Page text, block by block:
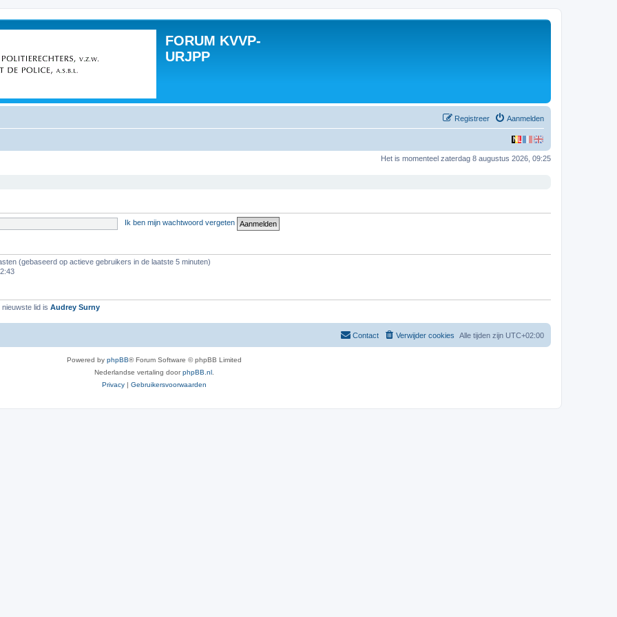
FORUM KVVP-
URJPP
Aanmelden
Registreer
Het is momenteel zaterdag 8 augustus 2026, 09:25
Ik ben mijn wachtwoord vergeten
(gebaseerd op actieve gebruikers in de laatste 5 minuten)
nieuwste lid is Audrey Surny
Alle tijden zijn UTC+02:00
Verwijder cookies
Contact
Powered by phpBB® Forum Software © phpBB Limited
Nederlandse vertaling doorphpBB.nl
Privacy | Gebruikersvoorwaarden